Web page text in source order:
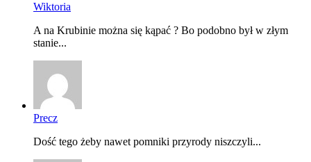
Wiktoria
A na Krubinie można się kąpać ? Bo podobno był w złym
stanie...
Precz
Dość tego żeby nawet pomniki przyrody niszczyli...